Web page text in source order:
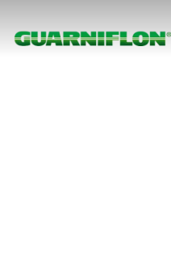
Skip to main content